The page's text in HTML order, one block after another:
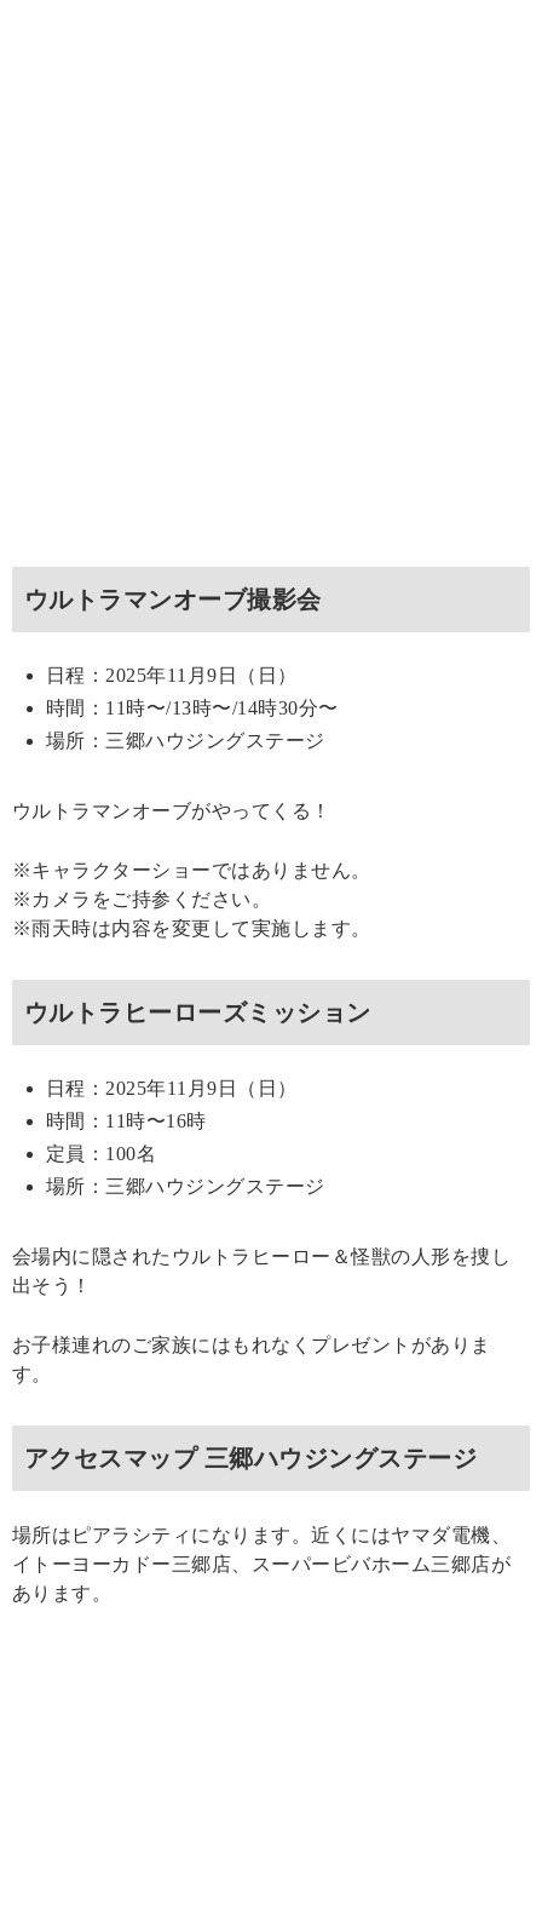
ウルトラマンオーブ撮影会
日程：2025年11月9日（日）
時間：11時〜/13時〜/14時30分〜
場所：三郷ハウジングステージ
ウルトラマンオーブがやってくる！
※キャラクターショーではありません。
※カメラをご持参ください。
※雨天時は内容を変更して実施します。
ウルトラヒーローズミッション
日程：2025年11月9日（日）
時間：11時〜16時
定員：100名
場所：三郷ハウジングステージ
会場内に隠されたウルトラヒーロー＆怪獣の人形を捜し
出そう！
お子様連れのご家族にはもれなくプレゼントがありま
す。
アクセスマップ 三郷ハウジングステージ
場所はピアラシティになります。近くにはヤマダ電機、
イトーヨーカドー三郷店、スーパービバホーム三郷店が
あります。